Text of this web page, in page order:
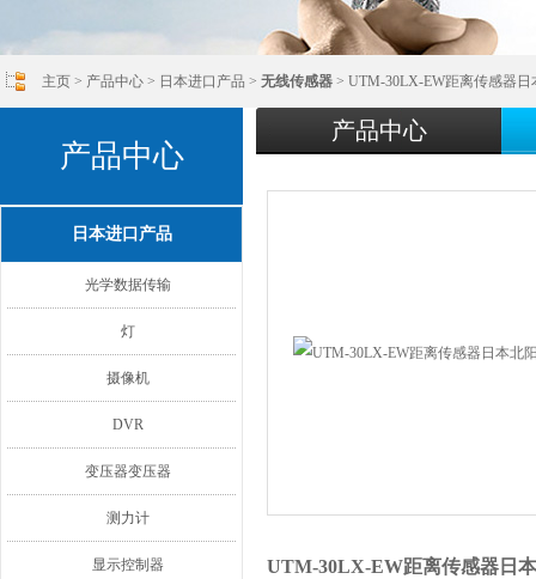
主页 > 产品中心 > 日本进口产品 > 无线传感器 > UTM-30LX-EW距离传感器
产品中心
日本进口产品
光学数据传输
灯
摄像机
DVR
变压器变压器
测力计
显示控制器
产品中心
UTM-30LX-EW距离传感器日